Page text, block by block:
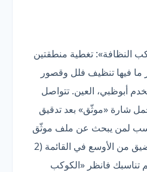
النظافة»: تغطية منطقتين
أبرز ما فيها تنظيف فلل وقصور
أبوظبي، العين. تتواصل
شارة «موثّق» بعد تدقيق
لمن يبحث عن ملف موثّق
مكتمل — لكن تغطيتها أضيق من الأوسع في القائمة (2
لم تناسبك فانظر «الكوكب